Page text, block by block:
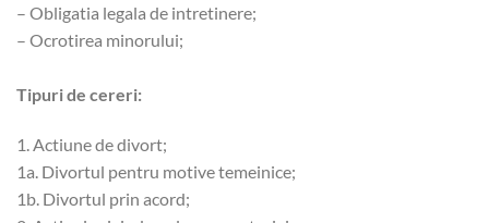
– Obligatia legala de intretinere;
– Ocrotirea minorului;
Tipuri de cereri:
1. Actiune de divort;
1a. Divortul pentru motive temeinice;
1b. Divortul prin acord;